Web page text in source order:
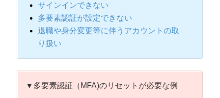
サインインできない
多要素認証が設定できない
退職や身分変更等に伴うアカウントの取
り扱い
▼多要素認証（MFA)のリセットが必要な例